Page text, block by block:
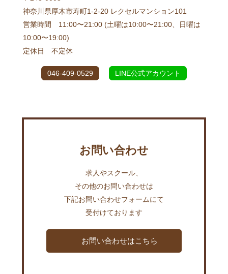
神奈川県厚木市寿町1-2-20 レクセルマンション101
営業時間 11:00〜21:00 (土曜は10:00〜21:00、日曜は
10:00〜19:00)
定休日 不定休
046-409-0529 LINE公式アカウント
お問い合わせ
求人やスクール、
その他のお問い合わせは
下記お問い合わせフォームにて
受付けております
お問い合わせはこちら